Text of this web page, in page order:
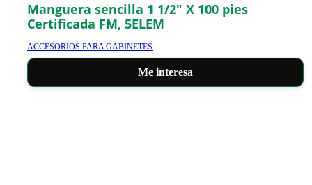
Manguera sencilla 1 1/2″ X 100 pies
Certificada FM, 5ELEM
ACCESORIOS PARA GABINETES
Me interesa